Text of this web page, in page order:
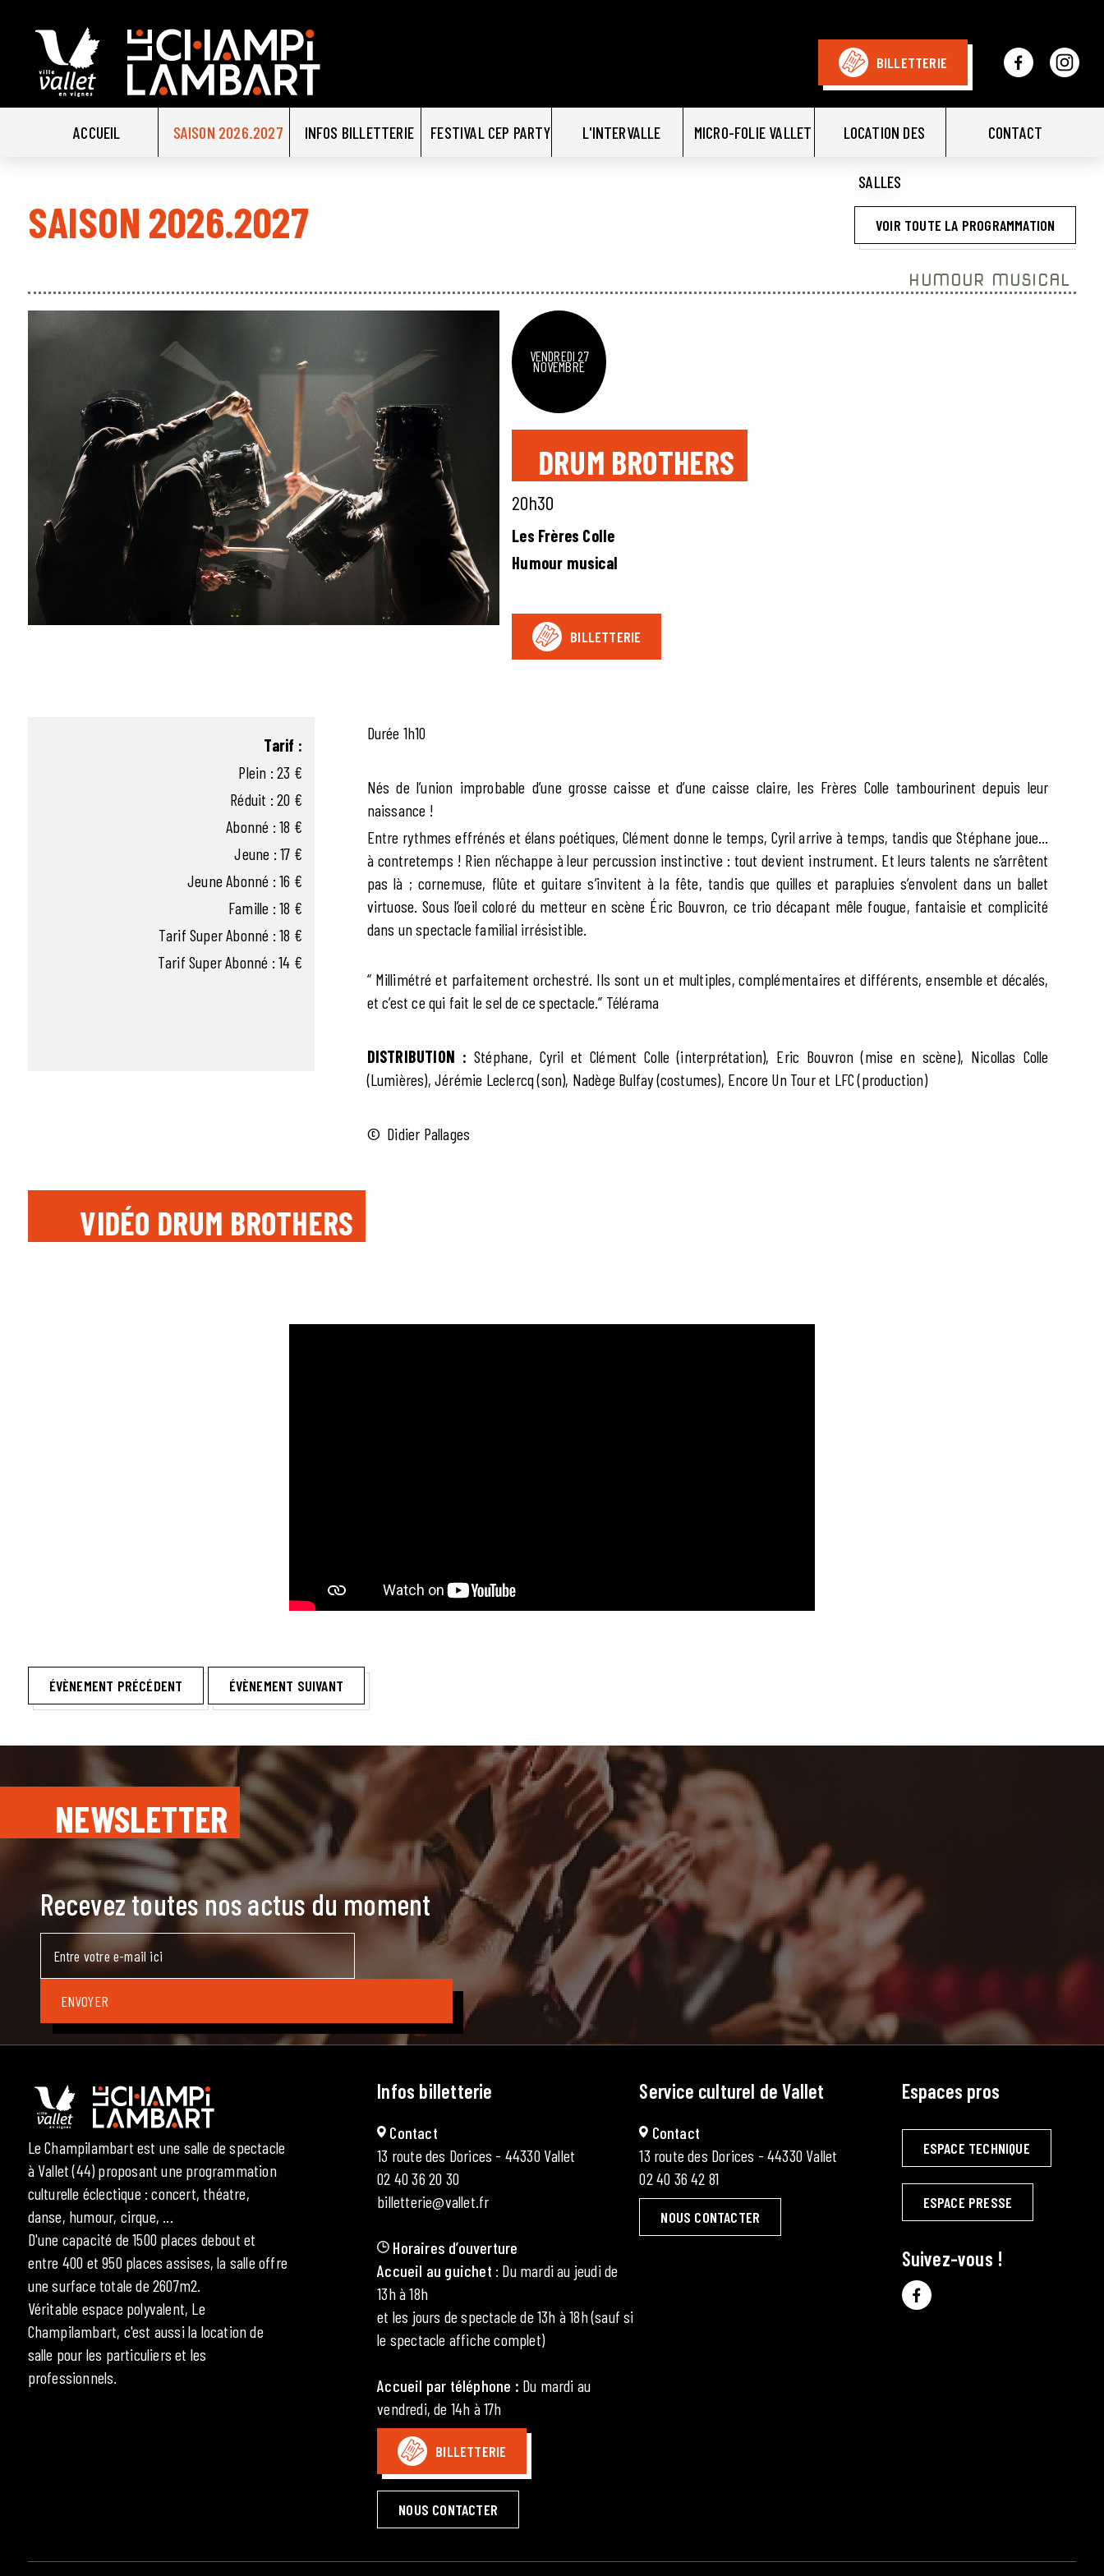
BILLETTERIE
ACCUEIL SAISON 2026.2027 INFOS BILLETTERIE FESTIVAL CEP PARTY L'INTERVALLE MICRO-FOLIE VALLET LOCATION DES
SALLES
CONTACT
SAISON 2026.2027 VOIR TOUTE LA PROGRAMMATION
HUMOUR MUSICAL
VENDREDI 27
NOVEMBRE
DRUM BROTHERS
20h30
Les Frères Colle
Humour musical
BILLETTERIE
Tarif :
Plein : 23 €
Réduit : 20 €
Abonné : 18 €
Jeune : 17 €
Jeune Abonné : 16 €
Famille : 18 €
Tarif Super Abonné : 18 €
Tarif Super Abonné : 14 €
Durée 1h10
Nés de l’union improbable d’une grosse caisse et d’une caisse claire, les Frères Colle tambourinent depuis leur
naissance !
Entre rythmes effrénés et élans poétiques, Clément donne le temps, Cyril arrive à temps, tandis que Stéphane joue…
à contretemps ! Rien n’échappe à leur percussion instinctive : tout devient instrument. Et leurs talents ne s’arrêtent
pas là ; cornemuse, flûte et guitare s’invitent à la fête, tandis que quilles et parapluies s’envolent dans un ballet
virtuose. Sous l’oeil coloré du metteur en scène Éric Bouvron, ce trio décapant mêle fougue, fantaisie et complicité
dans un spectacle familial irrésistible.
“ Millimétré et parfaitement orchestré. Ils sont un et multiples, complémentaires et différents, ensemble et décalés,
et c’est ce qui fait le sel de ce spectacle.” Télérama
DISTRIBUTION :Stéphane, Cyril et Clément Colle (interprétation), Eric Bouvron (mise en scène), Nicollas Colle
(Lumières), Jérémie Leclercq (son), Nadège Bulfay (costumes), Encore Un Tour et LFC (production)
© Didier Pallages
VIDÉO DRUM BROTHERS
ÉVÈNEMENT PRÉCÉDENT ÉVÈNEMENT SUIVANT
NEWSLETTER
Recevez toutes nos actus du moment
Le Champilambart est une salle de spectacle
à Vallet (44) proposant une programmation
culturelle éclectique : concert, théatre,
danse, humour, cirque, ...
D'une capacité de 1500 places debout et
entre 400 et 950 places assises, la salle offre
une surface totale de 2607m2.
Véritable espace polyvalent, Le
Champilambart, c'est aussi la location de
salle pour les particuliers et les
professionnels.
Infos billetterie
Contact
13 route des Dorices - 44330 Vallet
02 40 36 20 30
billetterie@vallet.fr
Horaires d’ouverture
Accueil au guichet : Du mardi au jeudi de
13h à 18h
et les jours de spectacle de 13h à 18h (sauf si
le spectacle affiche complet)
Accueil par téléphone : Du mardi au
vendredi, de 14h à 17h
BILLETTERIE
NOUS CONTACTER
Service culturel de Vallet
Contact
13 route des Dorices - 44330 Vallet
02 40 36 42 81
NOUS CONTACTER
Espaces pros
ESPACE TECHNIQUE
ESPACE PRESSE
Suivez-vous !